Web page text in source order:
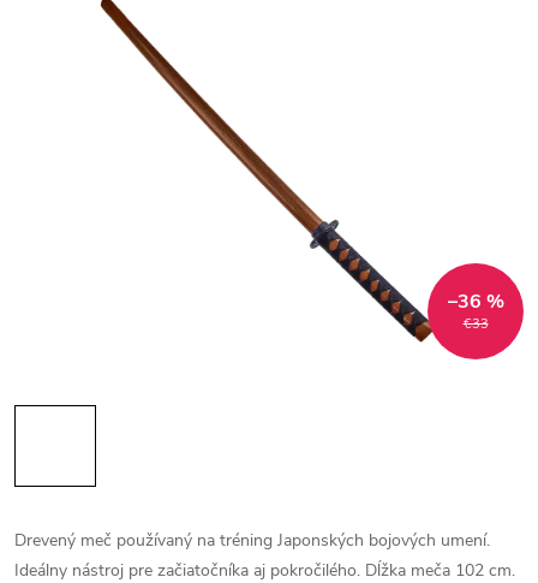
€33
–36 %
Drevený meč používaný na tréning Japonských bojových umení.
Ideálny nástroj pre začiatočníka aj pokročilého. Dĺžka meča 102 cm.